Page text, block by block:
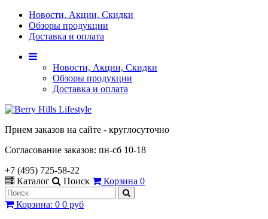
Новости, Акции, Скидки
Обзоры продукции
Доставка и оплата
Новости, Акции, Скидки
Обзоры продукции
Доставка и оплата
Прием заказов на сайте - круглосуточно
Согласование заказов: пн-сб 10-18
+7 (495) 725-58-22
Каталог
Поиск Корзина 0
Корзина: 0 0 руб